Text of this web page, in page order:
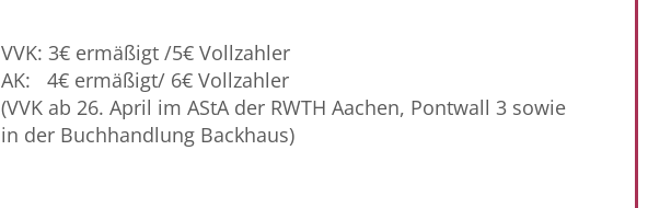
VVK: 3€ ermäßigt /5€ Vollzahler
AK: 4€ ermäßigt/ 6€ Vollzahler
(VVK ab 26. April im AStA der RWTH Aachen, Pontwall 3 sowie
in der Buchhandlung Backhaus)